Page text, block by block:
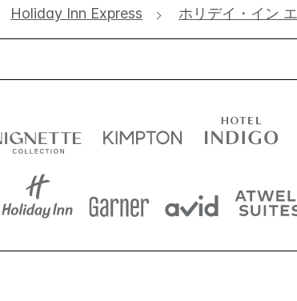
Holiday Inn Express ホリデイ・イン